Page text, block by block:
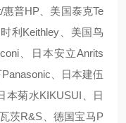
普HP、美国泰克Te
利Keithley、美国鸟
、日本安立Anrits
、日本建伍
本菊水KIKUSUI、日
茨R&S、德国宝马P